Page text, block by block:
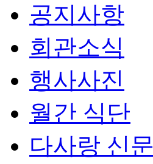
공지사항
회관소식
행사사진
월간 식단
다사랑 신문